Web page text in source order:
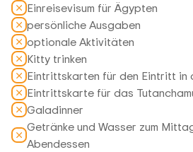
Einreisevisum für Ägypten
persönliche Ausgaben
optionale Aktivitäten
Kitty trinken
Eintrittskarten für den Eintritt in
Eintrittskarte für das
Galadinner
Getränke und Wasser zum
Abendessen